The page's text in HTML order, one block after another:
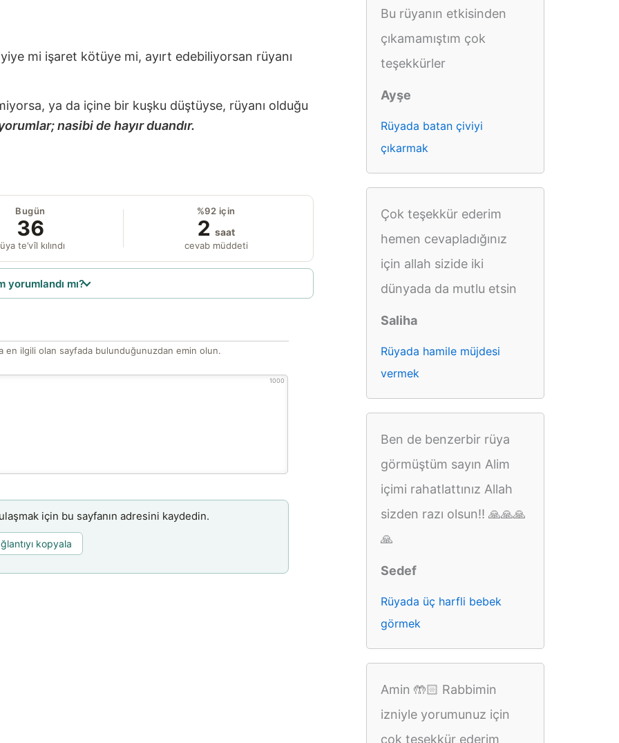
mi işaret kötüye mi, ayırt edebiliyorsan rüyanı
ya da içine bir kuşku düştüyse, rüyanı olduğu
nasibi de hayır duandır.
Bugün
36
te’vîl kılındı
%92 için
2 saat
cevab müddeti
yorumlandı mı?
en ilgili olan sayfada bulunduğunuzdan emin olun.
1000
için bu sayfanın adresini kaydedin.
kopyala
Bu rüyanın etkisinden
çıkamamıştım çok
teşekkürler
Ayşe
Rüyada batan çiviyi
çıkarmak
Çok teşekkür ederim
hemen cevapladığınız
için allah sizide iki
dünyada da mutlu etsin
Saliha
Rüyada hamile müjdesi
vermek
Ben de benzerbir rüya
görmüştüm sayın Alim
içimi rahatlattınız Allah
sizden razı olsun!! 🙏🙏🙏
🙏
Sedef
Rüyada üç harfli bebek
görmek
Amin 🤲🏻 Rabbimin
izniyle yorumunuz için
çok teşekkür ederim